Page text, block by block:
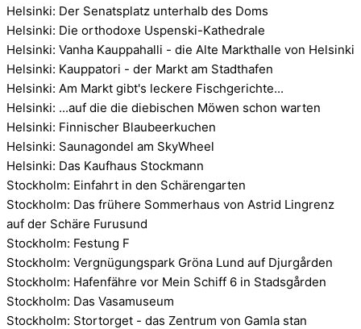
Helsinki: Der Senatsplatz unterhalb des Doms
Helsinki: Die orthodoxe Uspenski-Kathedrale
Helsinki: Vanha Kauppahalli - die Alte Markthalle von Helsinki
Helsinki: Kauppatori - der Markt am Stadthafen
Helsinki: Am Markt gibt's leckere Fischgerichte...
Helsinki: ...auf die die diebischen Möwen schon warten
Helsinki: Finnischer Blaubeerkuchen
Helsinki: Saunagondel am SkyWheel
Helsinki: Das Kaufhaus Stockmann
Stockholm: Einfahrt in den Schärengarten
Stockholm: Das frühere Sommerhaus von Astrid Lingrenz
auf der Schäre Furusund
Stockholm: Festung F
Stockholm: Vergnügungspark Gröna Lund auf Djurgården
Stockholm: Hafenfähre vor Mein Schiff 6 in Stadsgården
Stockholm: Das Vasamuseum
Stockholm: Stortorget - das Zentrum von Gamla stan